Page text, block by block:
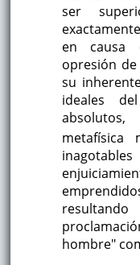
ser
en causa
opresión
su
ideales
metafísica
hombre"